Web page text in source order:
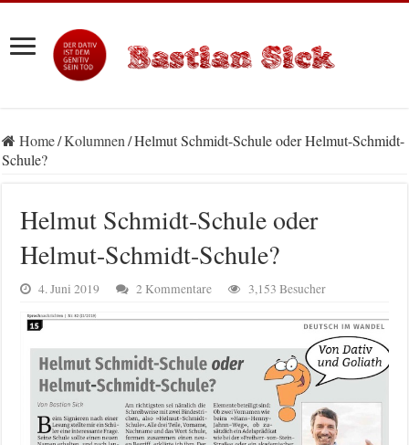
Home/Kolumnen/Helmut Schmidt-Schule oder Helmut-Schmidt-
Schule?
Helmut Schmidt-Schule oder
Helmut-Schmidt-Schule?
4. Juni 2019 2 Kommentare 3,153 Besucher